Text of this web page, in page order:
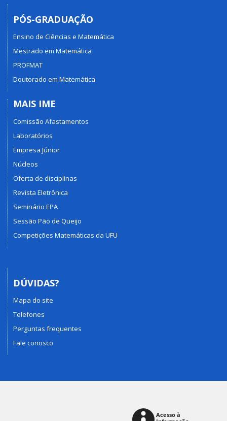
PÓS-GRADUAÇÃO
Ensino de Ciências e Matemática
Mestrado em Matemática
PROFMAT
Doutorado em Matemática
MAIS IME
Comissão Afastamentos
Laboratórios
Empresa Júnior
Núcleos
Oferta de disciplinas
Revista Eletrônica
Seminário EPA
Sessão Pão de Queijo
Competições Matemáticas da UFU
DÚVIDAS?
Mapa do site
Telefones
Perguntas frequentes
Fale conosco